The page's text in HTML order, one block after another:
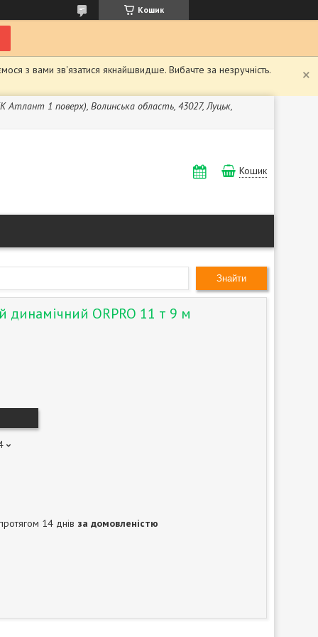
Кошик
з вами зв'язатися якнайшвидше. Вибачте за незручність.
Атлант 1 поверх), Волинська область, 43027, Луцьк,
Кошик
Знайти
динамічний ORPRO 11 т 9 м
14 днів за домовленістю